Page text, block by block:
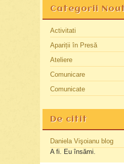
Categorii
Activitati
Apariții în Presă
Ateliere
Comunicare
Comunicate
De citit
Daniela Vişoianu blog
A fi. Eu însămi.